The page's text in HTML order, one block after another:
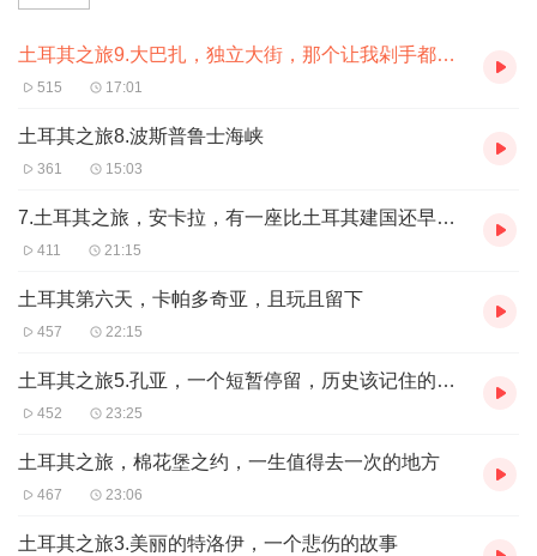
土耳其之旅9.大巴扎，独立大街，那个让我剁手都来不及的地方
515 17:01
土耳其之旅8.波斯普鲁士海峡
361 15:03
7.土耳其之旅，安卡拉，有一座比土耳其建国还早的博物馆
411 21:15
土耳其第六天，卡帕多奇亚，且玩且留下
457 22:15
土耳其之旅5.孔亚，一个短暂停留，历史该记住的地方
452 23:25
土耳其之旅，棉花堡之约，一生值得去一次的地方
467 23:06
土耳其之旅3.美丽的特洛伊，一个悲伤的故事